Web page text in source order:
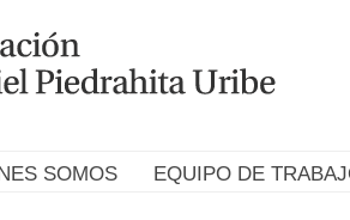
SOMOS EQUIPO DE